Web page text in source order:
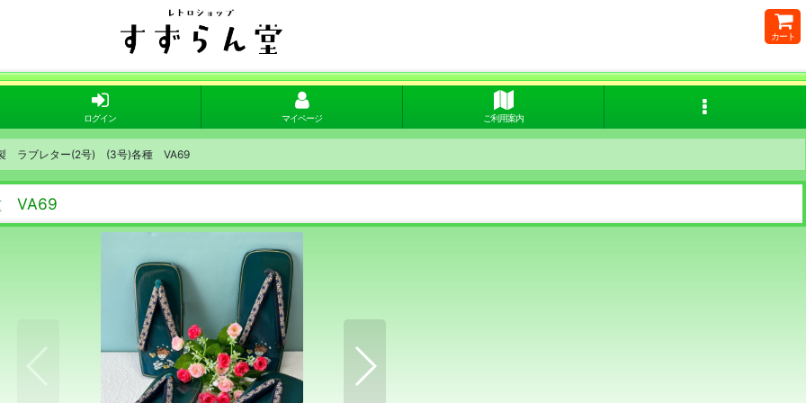
カート
ログイン マイページ ご利用案内
ラブレター(2号) (3号)各種 VA69
VA69